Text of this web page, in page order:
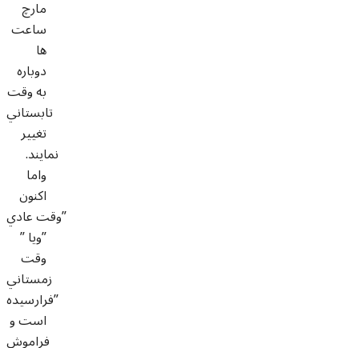
مارچ
ساعت
ها
دوباره
به وقت
تابستاني
تغيير
نمايند.
واما
اکنون
”وقت عادي
”ويا ”
وقت
زمستاني
”فرارسيده
است و
فراموش